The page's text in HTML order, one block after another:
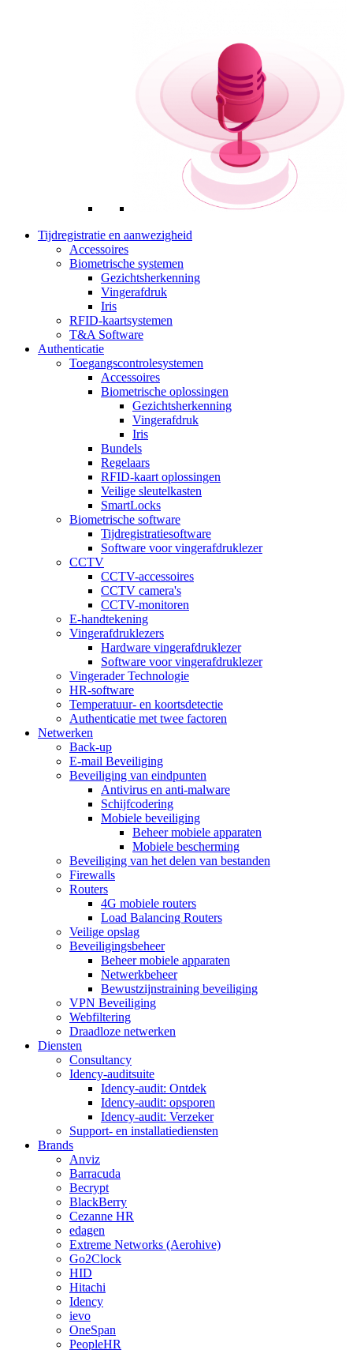
Tijdregistratie en aanwezigheid
Accessoires
Biometrische systemen
Gezichtsherkenning
Vingerafdruk
Iris
RFID-kaartsystemen
T&A Software
Authenticatie
Toegangscontrolesystemen
Accessoires
Biometrische oplossingen
Gezichtsherkenning
Vingerafdruk
Iris
Bundels
Regelaars
RFID-kaart oplossingen
Veilige sleutelkasten
SmartLocks
Biometrische software
Tijdregistratiesoftware
Software voor vingerafdruklezer
CCTV
CCTV-accessoires
CCTV camera's
CCTV-monitoren
E-handtekening
Vingerafdruklezers
Hardware vingerafdruklezer
Software voor vingerafdruklezer
Vingerader Technologie
HR-software
Temperatuur- en koortsdetectie
Authenticatie met twee factoren
Netwerken
Back-up
E-mail Beveiliging
Beveiliging van eindpunten
Antivirus en anti-malware
Schijfcodering
Mobiele beveiliging
Beheer mobiele apparaten
Mobiele bescherming
Beveiliging van het delen van bestanden
Firewalls
Routers
4G mobiele routers
Load Balancing Routers
Veilige opslag
Beveiligingsbeheer
Beheer mobiele apparaten
Netwerkbeheer
Bewustzijnstraining beveiliging
VPN Beveiliging
Webfiltering
Draadloze netwerken
Diensten
Consultancy
Idency-auditsuite
Idency-audit: Ontdek
Idency-audit: opsporen
Idency-audit: Verzeker
Support- en installatiediensten
Brands
Anviz
Barracuda
Becrypt
BlackBerry
Cezanne HR
edagen
Extreme Networks (Aerohive)
Go2Clock
HID
Hitachi
Idency
ievo
OneSpan
PeopleHR